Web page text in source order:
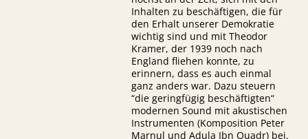
Inhalten zu beschäftigen, die für
den Erhalt unserer Demokratie
wichtig sind und mit Theodor
Kramer, der 1939 noch nach
England fliehen konnte, zu
erinnern, dass es auch einmal
ganz anders war. Dazu steuern
“die geringfügig beschäftigten“
modernen Sound mit akustischen
Instrumenten (Komposition Peter
Marnul und Adula Ibn Quadr) bei.